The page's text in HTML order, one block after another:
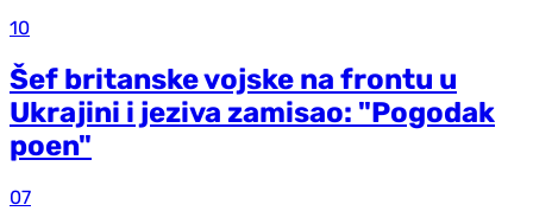
10
Šef britanske vojske na frontu u
Ukrajini i jeziva zamisao: "Pogodak
poen"
07